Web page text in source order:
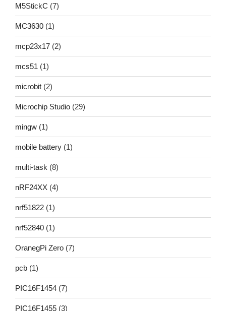
M5StickC (7)
MC3630 (1)
mcp23x17 (2)
mcs51 (1)
microbit (2)
Microchip Studio (29)
mingw (1)
mobile battery (1)
multi-task (8)
nRF24XX (4)
nrf51822 (1)
nrf52840 (1)
OranegPi Zero (7)
pcb (1)
PIC16F1454 (7)
PIC16F1455 (3)